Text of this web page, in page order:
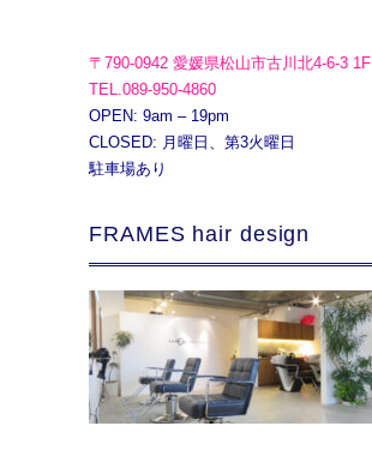
〒790-0942 愛媛県松山市古川北4-6-3 1F
TEL.089-950-4860
OPEN: 9am – 19pm
CLOSED: 月曜日、第3火曜日
駐車場あり
FRAMES hair design